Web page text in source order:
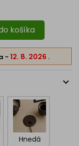
košíka
- 12. 8. 2026 .
expand_more
Hnedá